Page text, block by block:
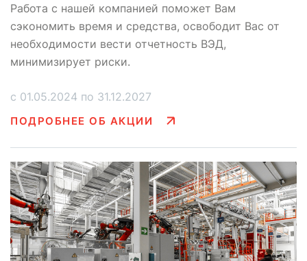
Работа с нашей компанией поможет Вам
сэкономить время и средства, освободит Вас от
необходимости вести отчетность ВЭД,
минимизирует риски.
с 01.05.2024 по 31.12.2027
ПОДРОБНЕЕ ОБ АКЦИИ